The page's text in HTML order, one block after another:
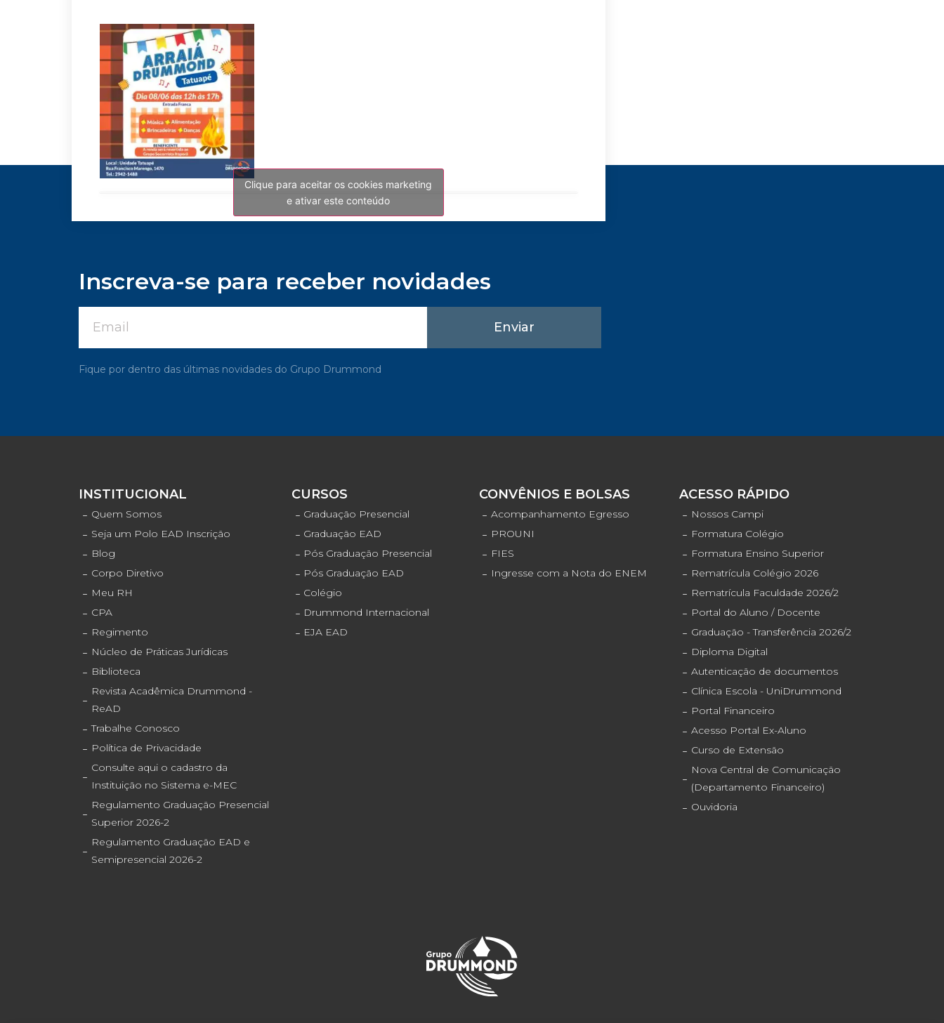
Clique para aceitar os cookies marketing
e ativar este conteúdo
Inscreva-se para receber novidades
Enviar
Fique por dentro das últimas novidades do Grupo Drummond
INSTITUCIONAL
Quem Somos
Seja um Polo EAD Inscrição
Blog
Corpo Diretivo
Meu RH
CPA
Regimento
Núcleo de Práticas Jurídicas
Biblioteca
Revista Acadêmica Drummond -
ReAD
Trabalhe Conosco
Política de Privacidade
Consulte aqui o cadastro da
Instituição no Sistema e-MEC
Regulamento Graduação Presencial
Superior 2026-2
Regulamento Graduação EAD e
Semipresencial 2026-2
CURSOS
Graduação Presencial
Graduação EAD
Pós Graduação Presencial
Pós Graduação EAD
Colégio
Drummond Internacional
EJA EAD
CONVÊNIOS E BOLSAS
Acompanhamento Egresso
PROUNI
FIES
Ingresse com a Nota do ENEM
ACESSO RÁPIDO
Nossos Campi
Formatura Colégio
Formatura Ensino Superior
Rematrícula Colégio 2026
Rematrícula Faculdade 2026/2
Portal do Aluno / Docente
Graduação - Transferência 2026/2
Diploma Digital
Autenticação de documentos
Clínica Escola - UniDrummond
Portal Financeiro
Acesso Portal Ex-Aluno
Curso de Extensão
Nova Central de Comunicação
(Departamento Financeiro)
Ouvidoria